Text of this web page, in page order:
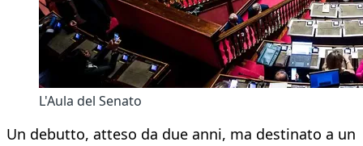
L'Aula del Senato
Un debutto, atteso da due anni, ma destinato a un